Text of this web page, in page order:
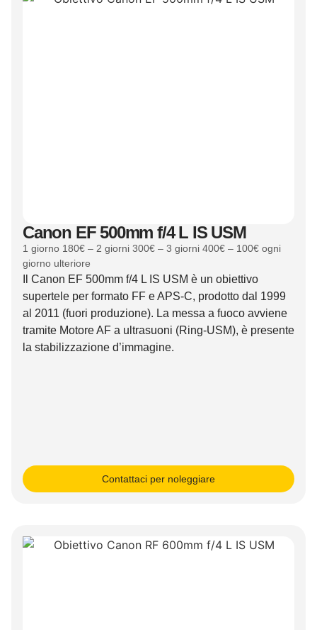
Canon EF 500mm f/4 L IS USM
1 giorno 180€ – 2 giorni 300€ – 3 giorni 400€ – 100€ ogni
giorno ulteriore
Il Canon EF 500mm f/4 L IS USM è un obiettivo
supertele per formato FF e APS-C, prodotto dal 1999
al 2011 (fuori produzione). La messa a fuoco avviene
tramite Motore AF a ultrasuoni (Ring-USM), è presente
la stabilizzazione d’immagine.
Contattaci per noleggiare